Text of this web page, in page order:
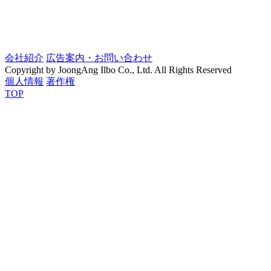
会社紹介 広告案内・お問い合わせ
Copyright by JoongAng Ilbo Co., Ltd. All Rights Reserved
個人情報 著作権
TOP